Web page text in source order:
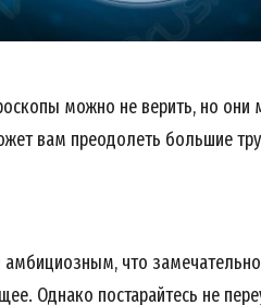
можно не верить, но они
вам преодолеть большие
что
Однако постарайтесь не